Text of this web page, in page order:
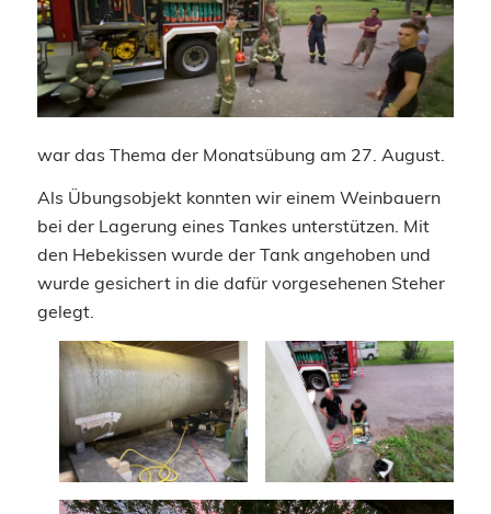
war das Thema der Monatsübung am 27. August.
Als Übungsobjekt konnten wir einem Weinbauern
bei der Lagerung eines Tankes unterstützen. Mit
den Hebekissen wurde der Tank angehoben und
wurde gesichert in die dafür vorgesehenen Steher
gelegt.